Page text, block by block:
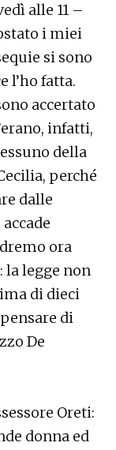
alle 11 –
i miei
si sono
l’ho fatta.
accertato
infatti,
della
perché
dalle
ora
la legge non
di dieci
di
De
Oreti:
donna ed